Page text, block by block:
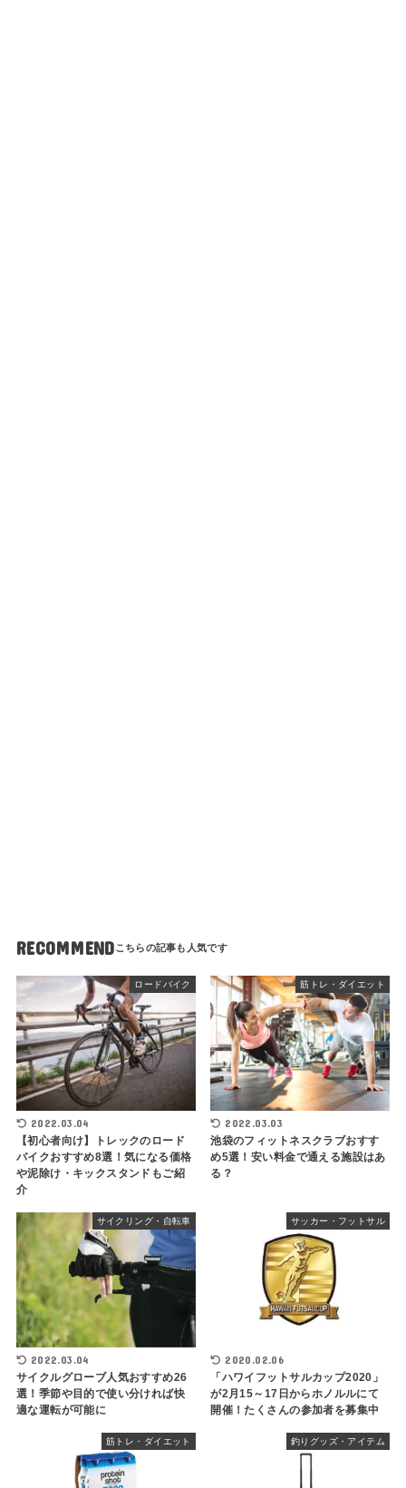
RECOMMEND
ロードバイク
2022.03.04
【初心者向け】トレックのロード
バイクおすすめ8選！気になる価格
や泥除け・キックスタンドもご紹
介
筋トレ・ダイエット
2022.03.03
池袋のフィットネスクラブおすす
め5選！安い料金で通える施設はあ
る？
サイクリング・自転車
2022.03.04
サイクルグローブ人気おすすめ26
選！季節や目的で使い分ければ快
適な運転が可能に
サッカー・フットサル
2020.02.06
「ハワイフットサルカップ2020」
が2月15～17日からホノルルにて
開催！たくさんの参加者を募集中
筋トレ・ダイエット 釣りグッズ・アイテム